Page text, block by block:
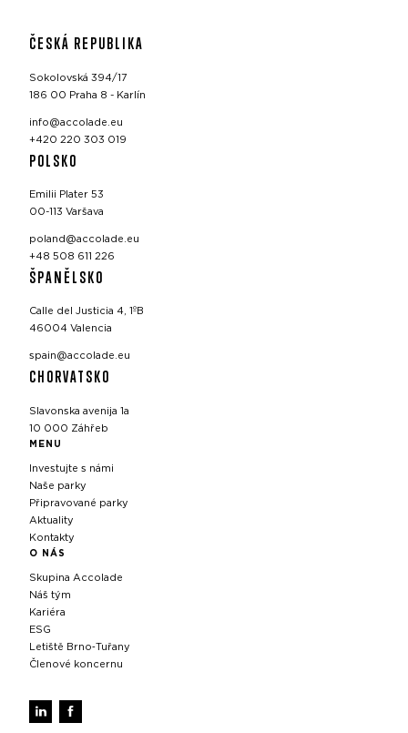
ČESKÁ REPUBLIKA
Sokolovská 394/17
186 00 Praha 8 - Karlín
info@accolade.eu
+420 220 303 019
POLSKO
Emilii Plater 53
00-113 Varšava
poland@accolade.eu
+48 508 611 226
ŠPANĚLSKO
Calle del Justicia 4, 1ºB
46004 Valencia
spain@accolade.eu
CHORVATSKO
Slavonska avenija 1a
10 000 Záhřeb
MENU
Investujte s námi
Naše parky
Připravované parky
Aktuality
Kontakty
O NÁS
Skupina Accolade
Náš tým
Kariéra
ESG
Letiště Brno‑Tuřany
Členové koncernu